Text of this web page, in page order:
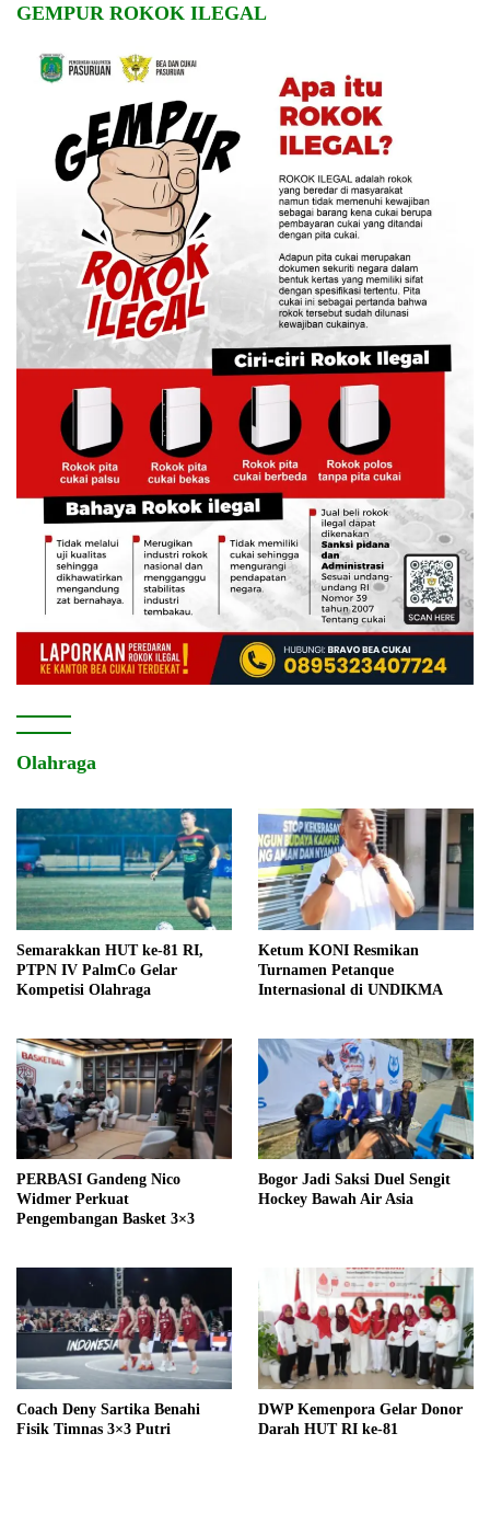
GEMPUR ROKOK ILEGAL
Olahraga
Semarakkan HUT ke-81 RI,
PTPN IV PalmCo Gelar
Kompetisi Olahraga
Ketum KONI Resmikan
Turnamen Petanque
Internasional di UNDIKMA
PERBASI Gandeng Nico
Widmer Perkuat
Pengembangan Basket 3×3
Bogor Jadi Saksi Duel Sengit
Hockey Bawah Air Asia
Coach Deny Sartika Benahi
Fisik Timnas 3×3 Putri
DWP Kemenpora Gelar Donor
Darah HUT RI ke-81